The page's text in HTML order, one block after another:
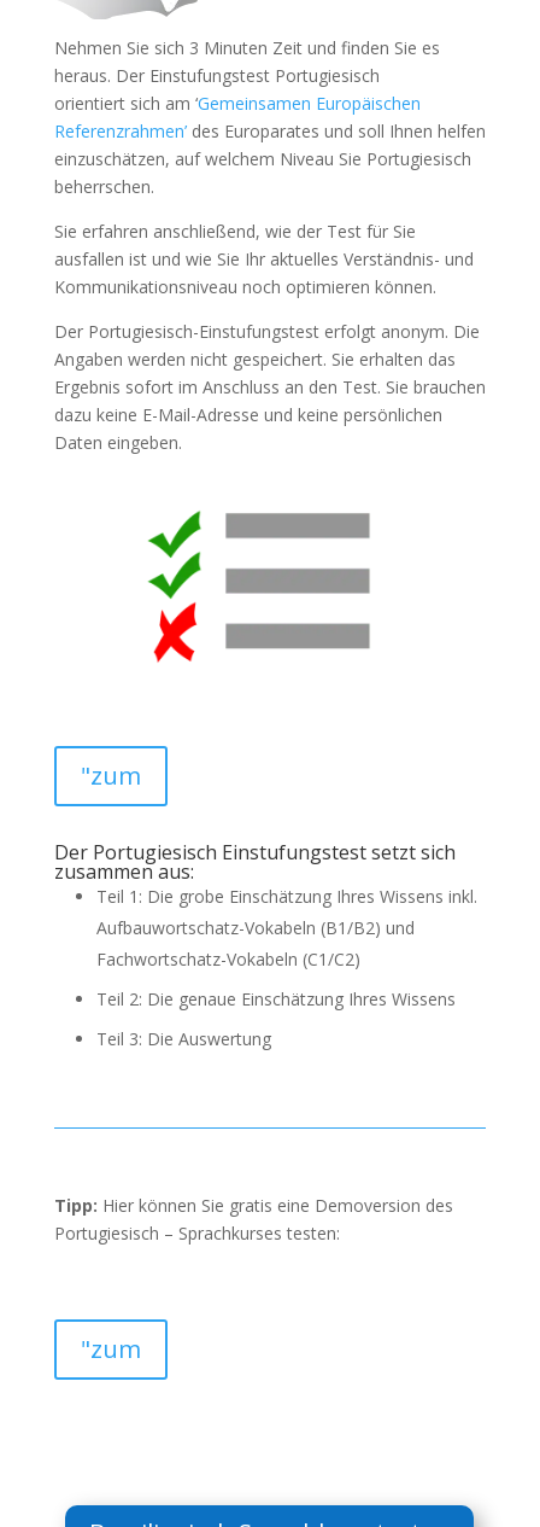
Nehmen Sie sich 3 Minuten Zeit und finden Sie es
heraus. Der Einstufungstest Portugiesisch
orientiert sich am ‘Gemeinsamen Europäischen
Referenzrahmen’des Europarates und soll Ihnen helfen
einzuschätzen, auf welchem Niveau Sie Portugiesisch
beherrschen.
Sie erfahren anschließend, wie der Test für Sie
ausfallen ist und wie Sie Ihr aktuelles Verständnis- und
Kommunikationsniveau noch optimieren können.
Der Portugiesisch-Einstufungstest erfolgt anonym. Die
Angaben werden nicht gespeichert. Sie erhalten das
Ergebnis sofort im Anschluss an den Test. Sie brauchen
dazu keine E-Mail-Adresse und keine persönlichen
Daten eingeben.
"zum
Der Portugiesisch Einstufungstest setzt sich
zusammen aus:
Teil 1: Die grobe Einschätzung Ihres Wissens inkl.
Aufbauwortschatz-Vokabeln (B1/B2) und
Fachwortschatz-Vokabeln (C1/C2)
Teil 2: Die genaue Einschätzung Ihres Wissens
Teil 3: Die Auswertung
Tipp: Hier können Sie gratis eine Demoversion des
Portugiesisch – Sprachkurses testen:
"zum